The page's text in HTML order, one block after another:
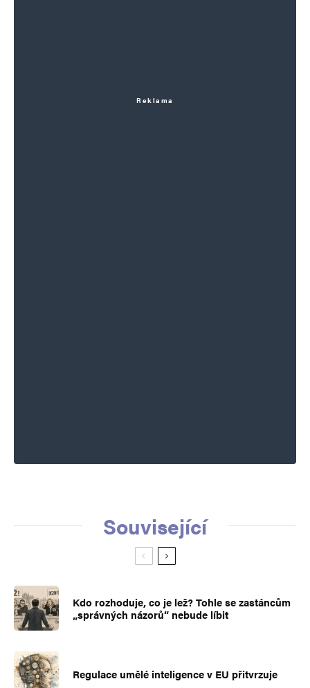
Reklama
Související
Kdo rozhoduje, co je lež? Tohle se zastáncům
„správných názorů“ nebude líbit
Regulace umělé inteligence v EU přitvrzuje